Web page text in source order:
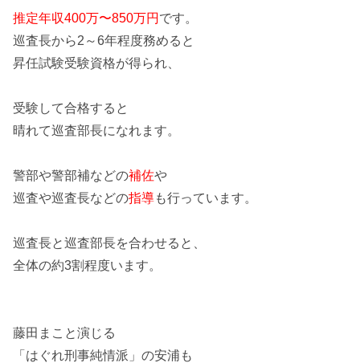
推定年収400万〜850万円 です。
巡査長から2～6年程度務める と
昇任試験受験資格が得られ、
受験して合格すると
晴れて巡査部長になれます。
警部や警部補などの補佐や
巡査や巡査長などの指導も行っています。
巡査長と巡査部長を合わせると、
全体の約3割程度います。
藤田まこと演じる
「はぐれ刑事純情派」の安浦 も